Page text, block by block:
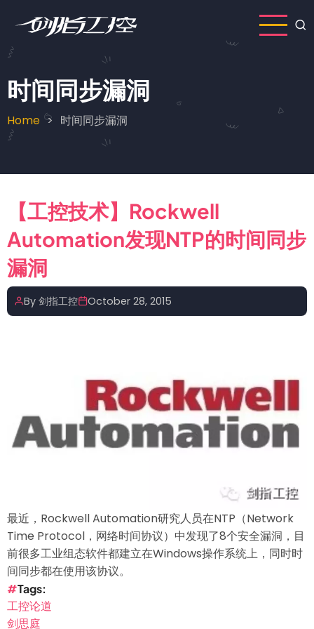
main
content
时间同步漏洞
Breadcrumb
Home 时间同步漏洞
【工控技术】Rockwell
Automation发现NTP的时间同步
漏洞
By 剑指工控 October 28, 2015
最近，Rockwell Automation研究人员在NTP（Network
Time Protocol，网络时间协议）中发现了8个安全漏洞，目
前很多工业组态软件都建立在Windows操作系统上，同时时
间同步都在使用该协议。
Tags
工控论道
剑思庭